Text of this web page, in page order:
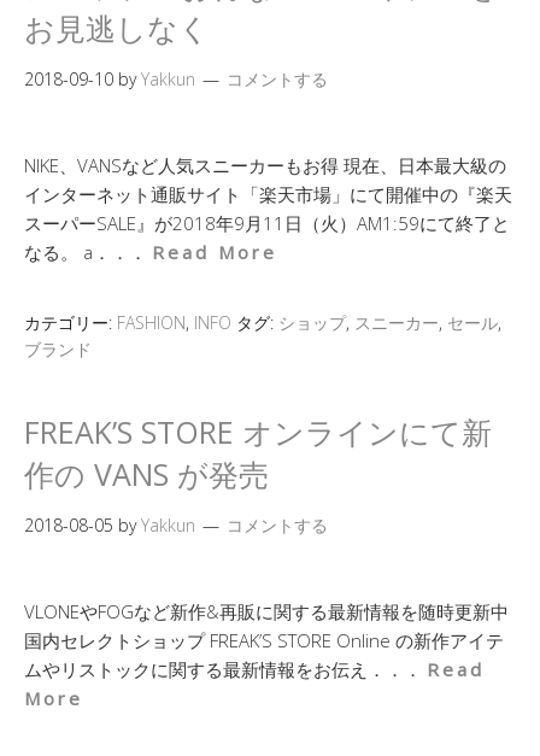
お見逃しなく
2018-09-10 byYakkun コメントする
NIKE、VANSなど人気スニーカーもお得 現在、日本最大級の
インターネット通販サイト「楽天市場」にて開催中の『楽天
スーパーSALE』が2018年9月11日（火）AM1:59にて終了と
なる。 a．．． Read More
カテゴリー: FASHION, INFO タグ: ショップ, スニーカー, セール,
ブランド
FREAK’S STORE オンラインにて新
作の VANS が発売
2018-08-05 byYakkun コメントする
VLONEやFOGなど新作&再販に関する最新情報を随時更新中
国内セレクトショップ FREAK’S STORE Online の新作アイテ
ムやリストックに関する最新情報をお伝え．．． Read
More